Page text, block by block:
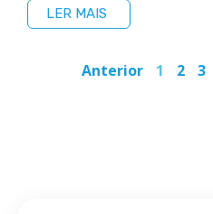
LER MAIS
Anterior 1 2 3